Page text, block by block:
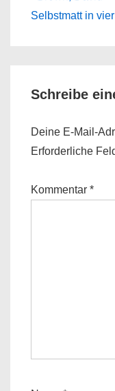
Post
Selbstmatt in
Schreibe
Deine E-Mail-
Erforderliche
Kommentar *